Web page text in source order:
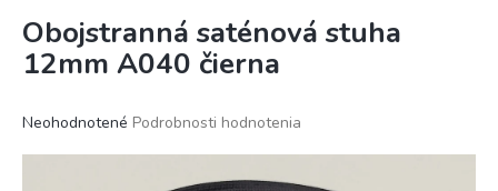
Obojstranná saténová stuha
12mm A040 čierna
Priemerné
Neohodnotené Podrobnosti hodnotenia